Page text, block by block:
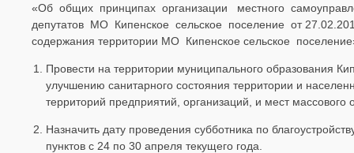
«Об общих принципах организации местного
депутатов МО Кипенское сельское поселение от
содержания территории МО Кипенское сельское
Провести на территории муниципального образования
улучшению санитарного состояния территории и
территорий предприятий, организаций, и мест
Назначить дату проведения субботника по
пунктов с 24 по 30 апреля текущего года.